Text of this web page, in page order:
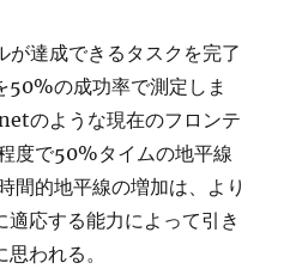
が達成できるタスクを完了
50%の成功率で測定しま
のような現在のフロンテ
度で50%タイムの地平線
間的地平線の増加は、より
応する能力によって引き
われる。